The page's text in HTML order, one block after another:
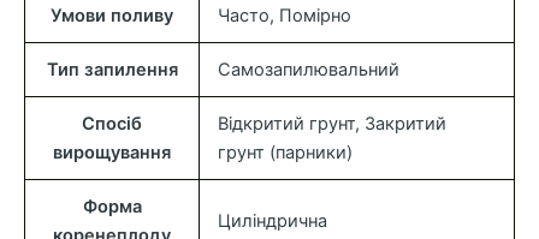
Умови поливу Часто, Помірно
Тип запилення Самозапилювальний
Спосіб
вирощування
Відкритий грунт, Закритий
грунт (парники)
Форма
Циліндрична